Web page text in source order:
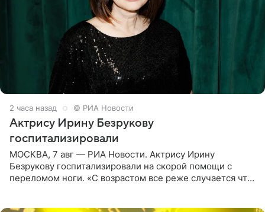
2 часа назад © РИА Новости
Актрису Ирину Безрукову
госпитализировали
МОСКВА, 7 авг — РИА Новости. Актрису Ирину
Безрукову госпитализировали на скорой помощи с
переломом ноги. «С возрастом все реже случается что-